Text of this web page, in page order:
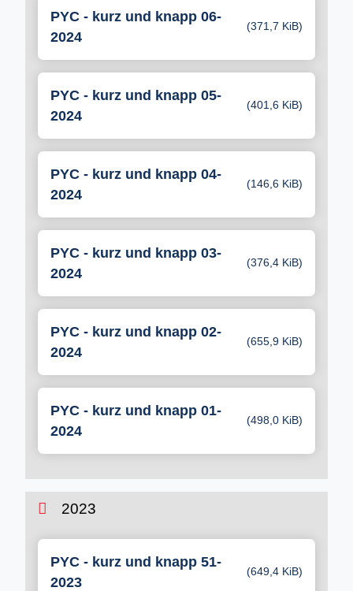
PYC - kurz und knapp 06-
2024
(371,7 KiB)
PYC - kurz und knapp 05-
2024
(401,6 KiB)
PYC - kurz und knapp 04-
2024
(146,6 KiB)
PYC - kurz und knapp 03-
2024
(376,4 KiB)
PYC - kurz und knapp 02-
2024
(655,9 KiB)
PYC - kurz und knapp 01-
2024
(498,0 KiB)
2023
PYC - kurz und knapp 51-
2023
(649,4 KiB)